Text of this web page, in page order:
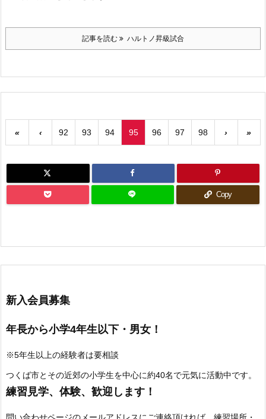
記事を読む ハルトノ昇級試合
« ‹ 92 93 94 95 96 97 98 › »
Copy
新入会員募集
年長から小学4年生以下・男女！
※5年生以上の経験者は要相談
つくば市とその近郊の小学生を中心に約40名で元気に活動中です。
練習見学、体験、歓迎します！
問い合わせページのメールアドレスにご連絡頂ければ、練習場所・